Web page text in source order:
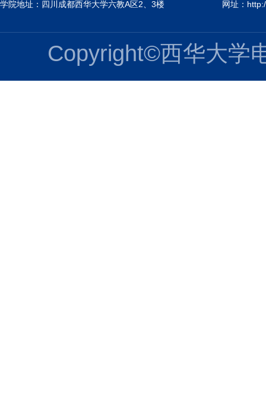
学院地址：四川成都西华大学六教A区2、3楼
网址：
Copyright©西华大学